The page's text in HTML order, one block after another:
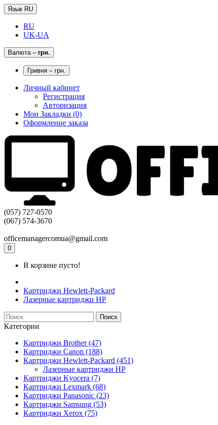
Язык RU
RU
UK-UA
Валюта– грн.
Гривня – грн.
Личный кабинет
Регистрация
Авторизация
Мои Закладки (0)
Оформление заказа
(057) 727-0570
(067) 574-3670
officemanagercomua@gmail.com
0
В корзине пусто!
Картриджи Hewlett-Packard
Лазерные картриджи HP
Поиск
Категории
Картриджи Brother (47)
Картриджи Canon (188)
Картриджи Hewlett-Packard (451)
Лазерные картриджи HP
Картриджи Kyocera (7)
Картриджи Lexmark (68)
Картриджи Panasonic (23)
Картриджи Samsung (53)
Картриджи Xerox (75)